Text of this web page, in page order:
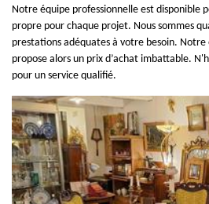
Notre équipe professionnelle est disponible
propre pour chaque projet. Nous sommes
prestations adéquates à votre besoin.
propose alors un prix d’achat imbattable.
pour un service qualifié.